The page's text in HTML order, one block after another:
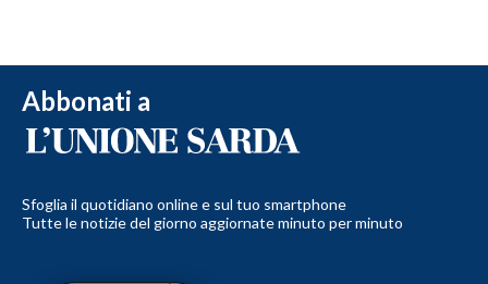
Abbonati a
Sfoglia il quotidiano online e sul tuo smartphone
Tutte le notizie del giorno aggiornate minuto per minuto